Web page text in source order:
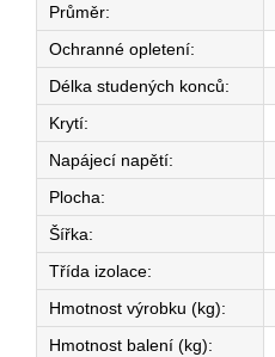
Průměr:
Ochranné opletení:
Délka studených konců:
Krytí:
Napájecí napětí:
Plocha:
Šířka:
Třída izolace:
Hmotnost výrobku (kg):
Hmotnost balení (kg):